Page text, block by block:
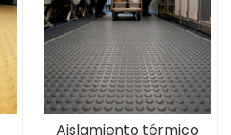
Aislamiento térmico